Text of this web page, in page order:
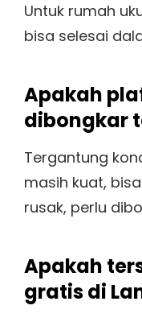
Untuk rumah
bisa selesai
Apakah
dibongkar
Tergantung
masih kuat,
rusak, perlu
Apakah
gratis di